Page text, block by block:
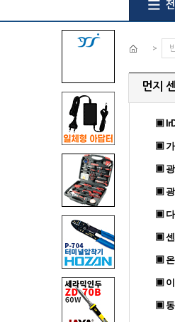
>
먼지
▣
▣ 가
▣ 광
▣ 광
▣ 다
▣ 센
▣ 온
▣ 이
▣ 동